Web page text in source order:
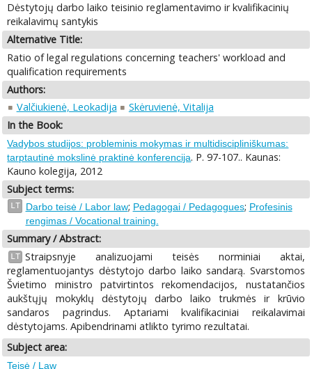
Dėstytojų darbo laiko teisinio reglamentavimo ir kvalifikacinių
reikalavimų santykis
Alternative Title:
Ratio of legal regulations concerning teachers' workload and
qualification requirements
Authors:
Valčiukienė, Leokadija
Skėruvienė, Vitalija
In the Book:
Vadybos studijos: probleminis mokymas ir multidiscipliniškumas:
tarptautinė mokslinė praktinė konferencija. P. 97-107.. Kaunas:
Kauno kolegija, 2012
Subject terms:
LT Darbo teisė / Labor law; Pedagogai / Pedagogues; Profesinis
rengimas / Vocational training.
Summary / Abstract:
LT Straipsnyje analizuojami teisės norminiai aktai,
reglamentuojantys dėstytojo darbo laiko sandarą. Svarstomos
Švietimo ministro patvirtintos rekomendacijos, nustatančios
aukštųjų mokyklų dėstytojų darbo laiko trukmės ir krūvio
sandaros pagrindus. Aptariami kvalifikaciniai reikalavimai
dėstytojams. Apibendrinami atlikto tyrimo rezultatai.
Subject area:
Teisė / Law